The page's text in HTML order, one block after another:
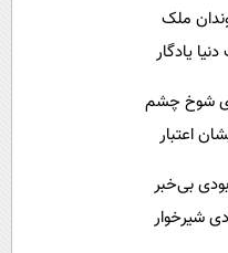
ملک
یادگار
شوخ چشم
اعتبار
بی‌خبر
شیرخوار